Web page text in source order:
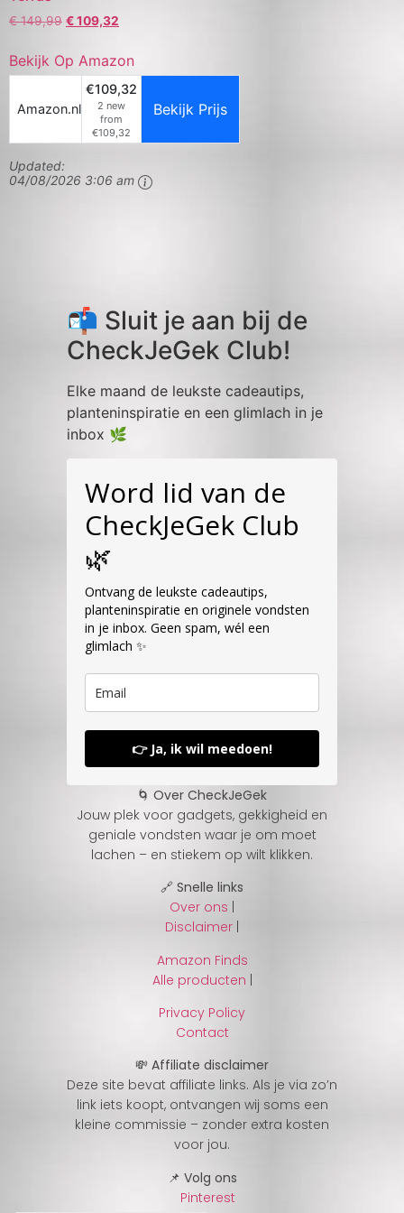
€149,99 €109,32
Bekijk Op Amazon
Amazon.nl
€109,32
2 new
from
€109,32
Bekijk Prijs
Updated:
04/08/2026 3:06 am
📬 Sluit je aan bij de
CheckJeGek Club!
Elke maand de leukste cadeautips,
planteninspiratie en een glimlach in je
inbox 🌿
Word lid van de
CheckJeGek Club
🌿
Ontvang de leukste cadeautips,
planteninspiratie en originele vondsten
in je inbox. Geen spam, wél een
glimlach ✨
👉 Ja, ik wil meedoen!
🌀 Over CheckJeGek
Jouw plek voor gadgets, gekkigheid en
geniale vondsten waar je om moet
lachen – en stiekem op wilt klikken.
🔗 Snelle links
Over ons
Disclaimer
Amazon Finds
Alle producten |
Privacy Policy
Contact
💸 Affiliate disclaimer
Deze site bevat affiliate links. Als je via zo’n
link iets koopt, ontvangen wij soms een
kleine commissie – zonder extra kosten
voor jou.
📌 Volg ons
Pinterest